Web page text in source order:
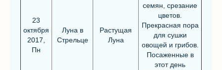
23
октября
2017,
Пн
Луна в
Стрельце
Растущая
Луна
семян, срезание
цветов.
Прекрасная пора
для сушки
овощей и грибов.
Посаженные в
этот день